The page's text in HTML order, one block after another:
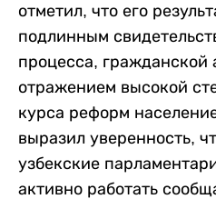
отметил, что его
подлинным
процесса, гражданской
отражением высокой
курса реформ
выразил уверенность,
узбекские
активно работать